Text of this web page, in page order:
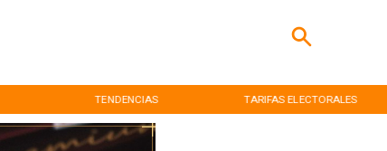
TARIFAS ELECTORALES INICIO